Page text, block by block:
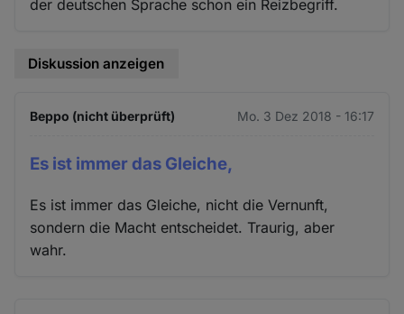
der deutschen Sprache schon ein Reizbegriff.
Diskussion anzeigen
Beppo (nicht überprüft) Mo. 3 Dez 2018 - 16:17
Es ist immer das Gleiche,
Es ist immer das Gleiche, nicht die Vernunft,
sondern die Macht entscheidet. Traurig, aber
wahr.